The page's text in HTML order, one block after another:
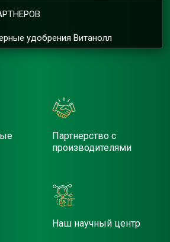
удобрения Витанолл
Партнерство с
производителями
Наш научный центр